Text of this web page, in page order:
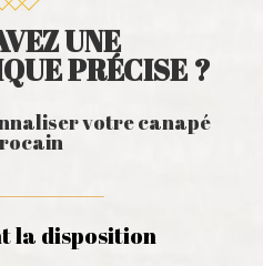
UNE
PRÉCISE ?
votre canapé
la disposition